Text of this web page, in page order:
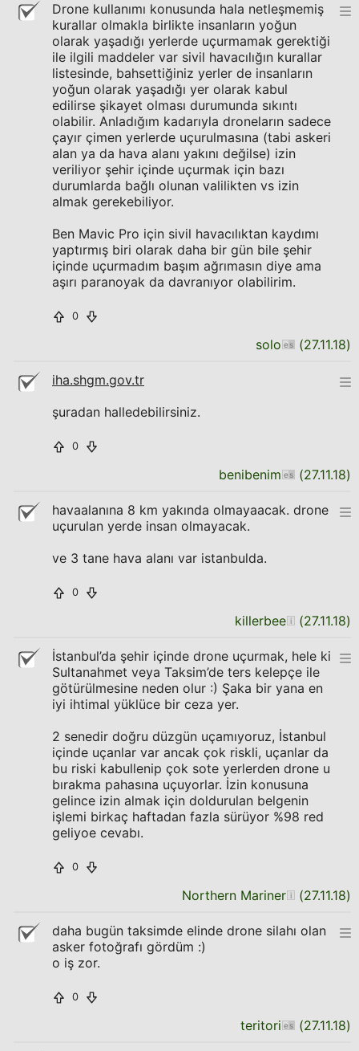
Drone kullanımı konusunda hala netleşmemiş
kurallar olmakla birlikte insanların yoğun
olarak yaşadığı yerlerde uçurmamak gerektiği
ile ilgili maddeler var sivil havacılığın kurallar
listesinde, bahsettiğiniz yerler de insanların
yoğun olarak yaşadığı yer olarak kabul
edilirse şikayet olması durumunda sıkıntı
olabilir. Anladığım kadarıyla droneların sadece
çayır çimen yerlerde uçurulmasına (tabi askeri
alan ya da hava alanı yakını değilse) izin
veriliyor şehir içinde uçurmak için bazı
durumlarda bağlı olunan valilikten vs izin
almak gerekebiliyor.
Ben Mavic Pro için sivil havacılıktan kaydımı
yaptırmış biri olarak daha bir gün bile şehir
içinde uçurmadım başım ağrımasın diye ama
aşırı paranoyak da davranıyor olabilirim.
0
solo (27.11.18)
iha.shgm.gov.tr
şuradan halledebilirsiniz.
0
benibenim (27.11.18)
havaalanına 8 km yakında olmayaacak. drone
uçurulan yerde insan olmayacak.
ve 3 tane hava alanı var istanbulda.
0
killerbee (27.11.18)
İstanbul’da şehir içinde drone uçurmak, hele ki
Sultanahmet veya Taksim’de ters kelepçe ile
götürülmesine neden olur :) Şaka bir yana en
iyi ihtimal yüklüce bir ceza yer.
2 senedir doğru düzgün uçamıyoruz, İstanbul
içinde uçanlar var ancak çok riskli, uçanlar da
bu riski kabullenip çok sote yerlerden drone u
bırakma pahasına uçuyorlar. İzin konusuna
gelince izin almak için doldurulan belgenin
işlemi birkaç haftadan fazla sürüyor %98 red
geliyoe cevabı.
0
Northern Mariner (27.11.18)
daha bugün taksimde elinde drone silahı olan
asker fotoğrafı gördüm :)
o iş zor.
0
teritori (27.11.18)